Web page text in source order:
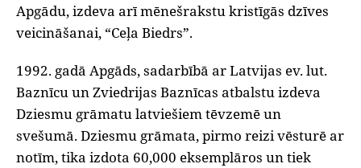
Apgādu, izdeva arī mēnešrakstu kristīgās dzīves
veicināšanai, “Ceļa Biedrs”.
‌1992. gadā Apgāds, sadarbībā ar Latvijas ev. lut.
Baznīcu un Zviedrijas Baznīcas atbalstu izdeva
Dziesmu grāmatu latviešiem tēvzemē un
svešumā. Dziesmu grāmata, pirmo reizi vēsturē ar
notīm, tika izdota 60,000 eksemplāros un tiek